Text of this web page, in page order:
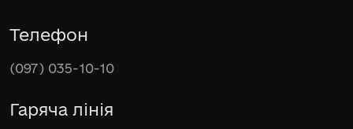
Телефон
(097) 035-10-10
Гаряча лінія